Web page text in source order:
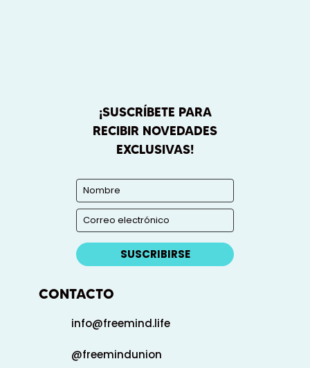
¡SUSCRÍBETE PARA
RECIBIR NOVEDADES
EXCLUSIVAS!
SUSCRIBIRSE
CONTACTO
info@freemind.life
@freemindunion